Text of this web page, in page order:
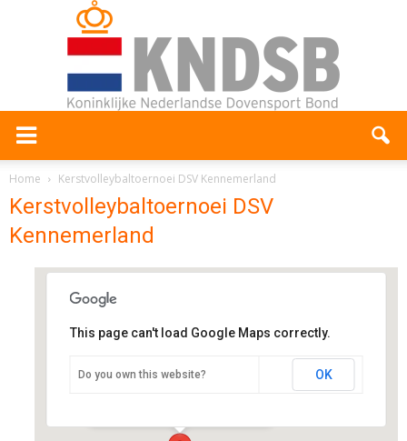
Home Kerstvolleybaltoernoei DSV Kennemerland
Kerstvolleybaltoernoei DSV
Kennemerland
Sporthal de Bloemhof
This page can't load Google Maps correctly.
Do you own this website? OK